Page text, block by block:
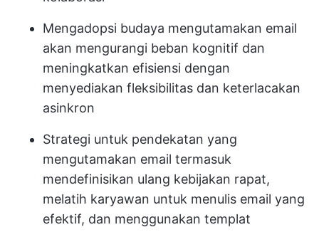
Mengadopsi budaya mengutamakan email
akan mengurangi beban kognitif dan
meningkatkan efisiensi dengan
menyediakan fleksibilitas dan keterlacakan
asinkron
Strategi untuk pendekatan yang
mengutamakan email termasuk
mendefinisikan ulang kebijakan rapat,
melatih karyawan untuk menulis email yang
efektif, dan menggunakan templat